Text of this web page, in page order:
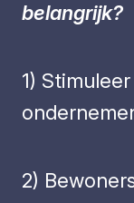
belangrijk?
1)
2)